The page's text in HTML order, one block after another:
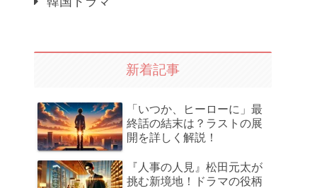
新着記事
「いつか、ヒーローに」最
終話の結末は？ラストの展
開を詳しく解説！
『人事の人見』松田元太が
挑む新境地！ドラマの役柄